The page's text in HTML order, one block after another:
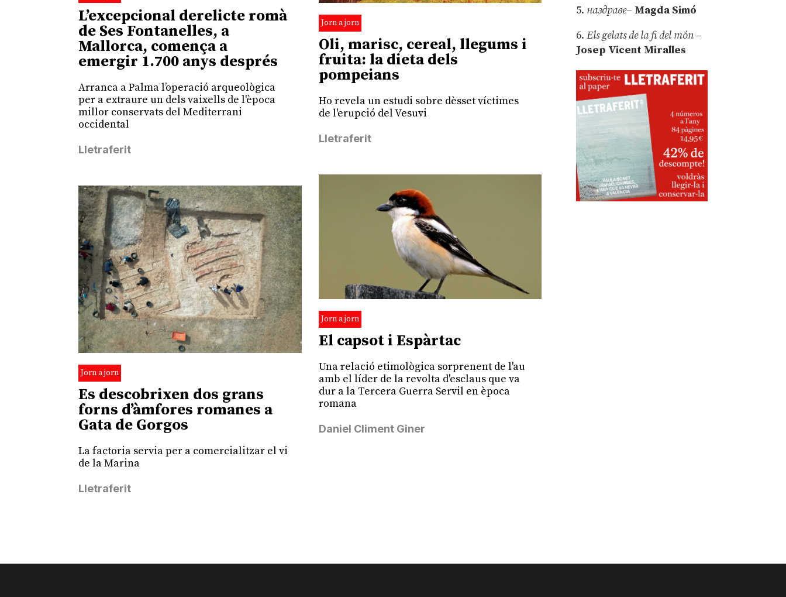
Jorn a jorn
Oli, marisc, cereal, llegums i
fruita: la dieta dels
pompeians
Ho revela un estudi sobre dèsset víctimes
de l'erupció del Vesuvi
Lletraferit
L’excepcional derelicte romà
de Ses Fontanelles, a
Mallorca, comença a
emergir 1.700 anys després
Arranca a Palma l’operació arqueològica
per a extraure un dels vaixells de l'època
millor conservats del Mediterrani
occidental
Lletraferit
Jorn a jorn
El capsot i Espàrtac
Una relació etimològica sorprenent de l'au
amb el líder de la revolta d'esclaus que va
dur a la Tercera Guerra Servil en època
romana
Daniel Climent Giner
Jorn a jorn
Es descobrixen dos grans
forns d’àmfores romanes a
Gata de Gorgos
La factoria servia per a comercialitzar el vi
de la Marina
Lletraferit
5. наздраве– Magda Simó
6.Els gelats de la fi del món –
Josep Vicent Miralles